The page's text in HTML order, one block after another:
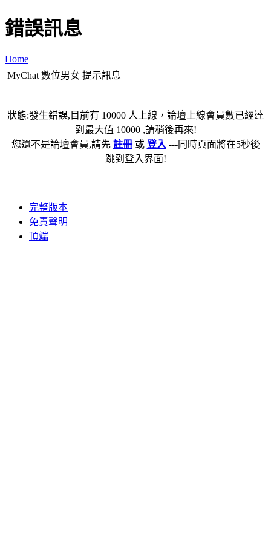
錯誤訊息
Home
MyChat 數位男女 提示訊息
狀態:發生錯誤,目前有 10000 人上線，論壇上線會員數已經達
到最大值 10000 ,請稍後再來!
您還不是論壇會員,請先 註冊或 登入 ---同時頁面將在5秒後
跳到登入界面!
完整版本
免責聲明
頂端